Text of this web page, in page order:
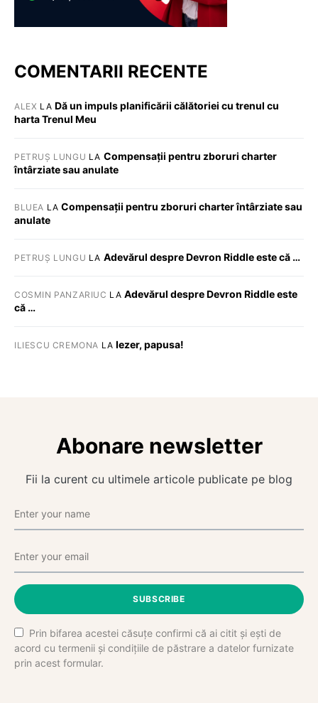
COMENTARII RECENTE
ALEX LA Dă un impuls planificării călătoriei cu trenul cu
harta Trenul Meu
PETRUȘ LUNGU LA Compensații pentru zboruri charter
întârziate sau anulate
BLUEA LACompensații pentru zboruri charter întârziate sau
anulate
PETRUȘ LUNGU LA Adevărul despre Devron Riddle este că …
COSMIN PANZARIUC LA Adevărul despre Devron Riddle este
că …
ILIESCU CREMONA LA Iezer, papusa!
Abonare newsletter
Fii la curent cu ultimele articole publicate pe blog
SUBSCRIBE
Prin bifarea acestei căsuțe confirmi că ai citit și ești de
acord cu termenii și condițiile de păstrare a datelor furnizate
prin acest formular.